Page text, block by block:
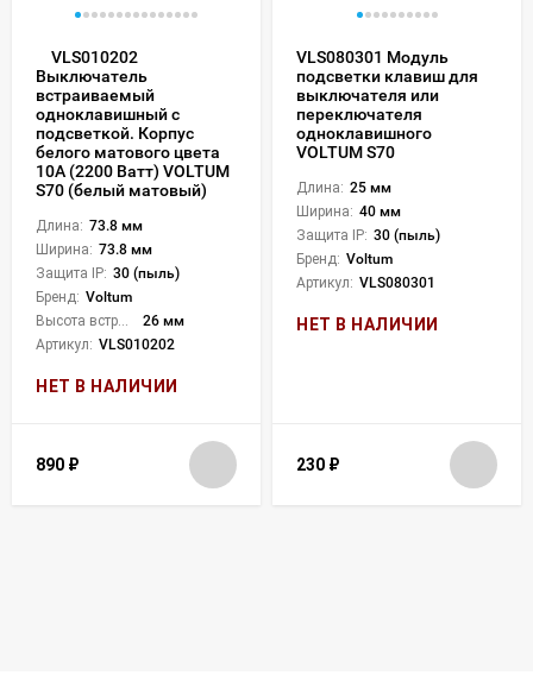
VLS010202
Выключатель
встраиваемый
одноклавишный с
подсветкой. Корпус
белого матового цвета
10А (2200 Ватт) VOLTUM
S70 (белый матовый)
Длина: 73.8 мм
Ширина: 73.8 мм
Защита IP: 30 (пыль)
Бренд: Voltum
Высота встройки:
26 мм
Артикул: VLS010202
НЕТ В НАЛИЧИИ
890 ₽
VLS080301 Модуль
подсветки клавиш для
выключателя или
переключателя
одноклавишного
VOLTUM S70
Длина: 25 мм
Ширина: 40 мм
Защита IP: 30 (пыль)
Бренд: Voltum
Артикул: VLS080301
НЕТ В НАЛИЧИИ
230 ₽